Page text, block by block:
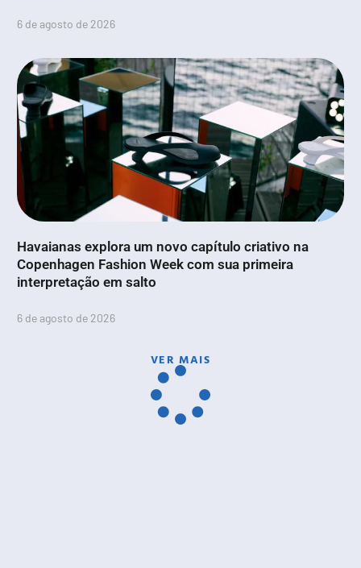
6 de agosto de 2026
Havaianas explora um novo capítulo criativo na
Copenhagen Fashion Week com sua primeira
interpretação em salto
6 de agosto de 2026
VER MAIS